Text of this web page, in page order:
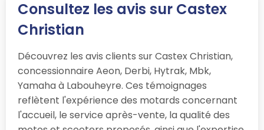
Consultez les avis sur Castex
Christian
Découvrez les avis clients sur Castex Christian,
concessionnaire Aeon, Derbi, Hytrak, Mbk,
Yamaha à Labouheyre. Ces témoignages
reflètent l'expérience des motards concernant
l'accueil, le service après-vente, la qualité des